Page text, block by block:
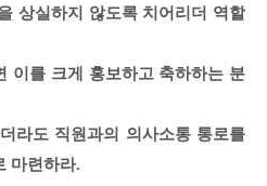
상실하지 않도록 치어리더 역할
이를 크게 홍보하고 축하하는 분
라도 직원과의 의사소통 통로를
마련하라.